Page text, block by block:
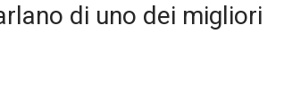
di uno dei migliori